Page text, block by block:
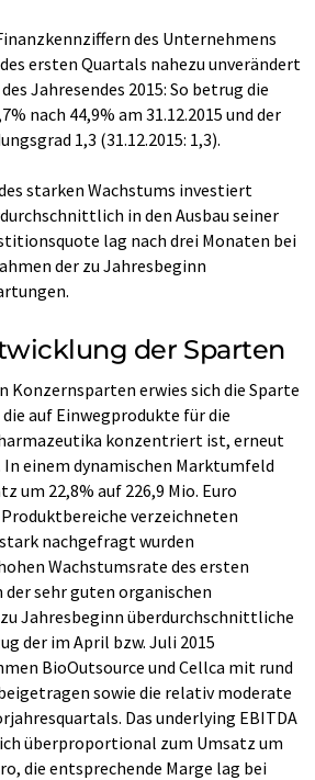
des Unternehmens
ersten Quartals nahezu unverändert
Jahresendes 2015: So betrug die
nach 44,9% am 31.12.2015 und der
1,3 (31.12.2015: 1,3).
starken Wachstums investiert
in den Ausbau seiner
lag nach drei Monaten bei
der zu Jahresbeginn
der Sparten
Konzernsparten erwies sich die Sparte
auf Einwegprodukte für die
konzentriert ist, erneut
einem dynamischen Marktumfeld
um 22,8% auf 226,9 Mio. Euro
verzeichneten
nachgefragt wurden
Wachstumsrate des ersten
sehr guten organischen
Jahresbeginn überdurchschnittliche
der im April bzw. Juli 2015
BioOutsource und Cellca mit rund
sowie die relativ moderate
Das underlying EBITDA
überproportional zum Umsatz um
die entsprechende Marge lag bei